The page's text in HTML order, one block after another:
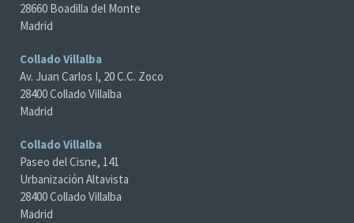
28660 Boadilla del Monte
Madrid
Collado Villalba
Av. Juan Carlos I, 20 C.C. Zoco
28400 Collado Villalba
Madrid
Collado Villalba
Paseo del Cisne, 141
Urbanización Altavista
28400 Collado Villalba
Madrid